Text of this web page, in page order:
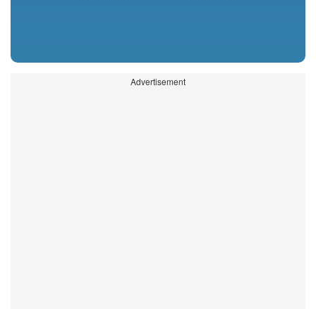
Advertisement